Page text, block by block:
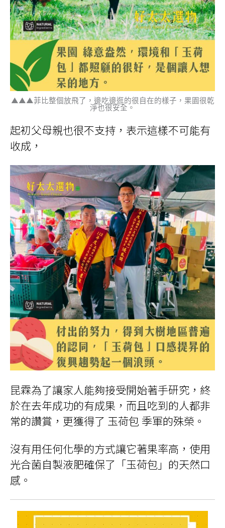
▲▲▲菲比整個放飛了，邊吃邊逛的很自在的樣子，果園很乾
淨也很安全。
起初父母親也很不支持，表示這樣不可能有
收成，
昆霖為了讓家人能夠接受開始著手研究，終
於在去年成功的有成果，而且吃到的人都非
常的讚賞，更獲得了 玉荷包 季軍的殊榮。
沒有用任何化學的方式讓它著果率高，使用
光合菌自製液肥確保了「玉荷包」的天然口
感。